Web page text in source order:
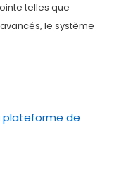
telles que
le système